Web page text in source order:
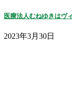
医療法人むねゆきはヴ
2023年3月30日